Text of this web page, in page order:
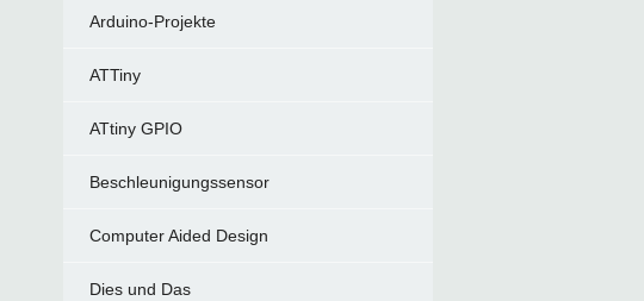
Arduino-Projekte
ATTiny
ATtiny GPIO
Beschleunigungssensor
Computer Aided Design
Dies und Das